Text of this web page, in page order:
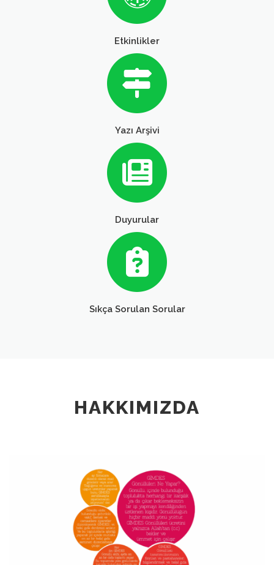
Etkinlikler
Yazı Arşivi
Duyurular
Sıkça Sorulan Sorular
HAKKIMIZDA